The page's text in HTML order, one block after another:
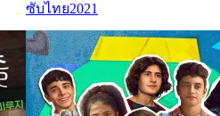
ซับไทย2021